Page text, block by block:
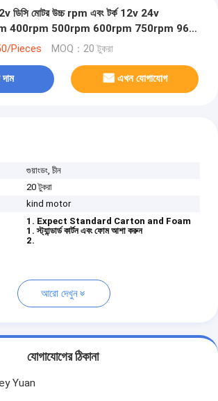
ডিসি মোটর উচ্চ rpm এবং টর্ক 12v 24v
400rpm 500rpm 600rpm 750rpm 960
Pieces MOQ：20 টুকরা
এখন যোগাযোগ
গুয়াংডং, চীন
20 টুকরা
kind motor
1. Expect Standard Carton and Foam
1. স্ট্যান্ডার্ড কার্টন এবং ফোম আশা করুন
2.
আরো দেখুন
যোগাযোগের ঠিকানা
Yuan